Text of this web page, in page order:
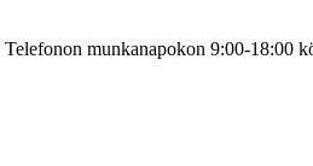
munkanapokon 9:00-18:00